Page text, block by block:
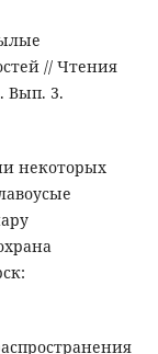
// Чтения
Вып. 3.
некоторых